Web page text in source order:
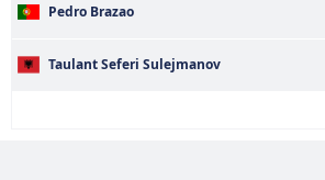
Pedro Brazao
Taulant Seferi Sulejmanov